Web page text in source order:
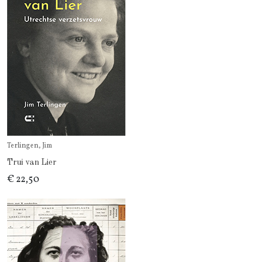
Terlingen, Jim
Trui van Lier
€ 22,50